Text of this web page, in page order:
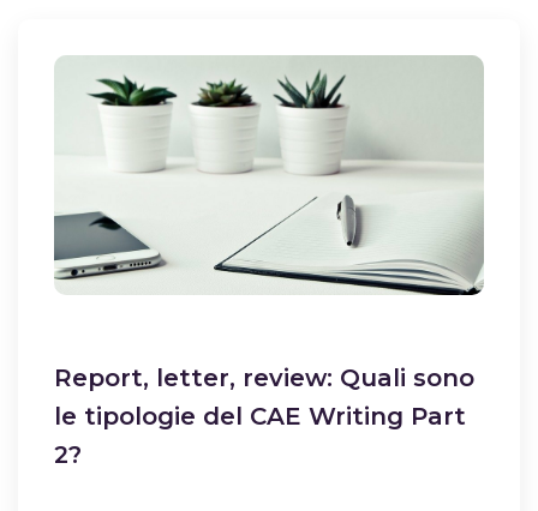
Report, letter, review: Quali sono
le tipologie del CAE Writing Part
2?